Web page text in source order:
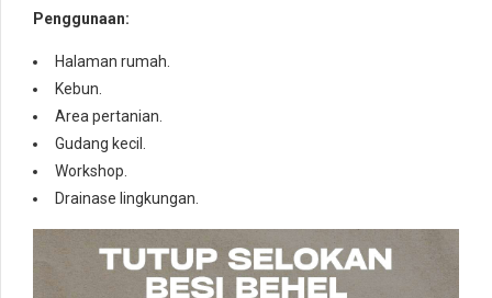
Penggunaan:
Halaman rumah.
Kebun.
Area pertanian.
Gudang kecil.
Workshop.
Drainase lingkungan.